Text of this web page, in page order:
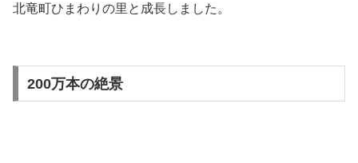
北竜町ひまわりの里と成長しました。
200万本の絶景